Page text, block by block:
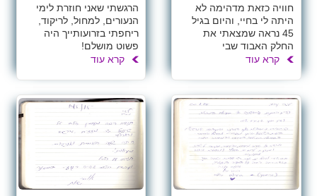
חוויה כזאת מדהימה לא
היתה לי בחיי, והיום בגיל
45 נראה שמצאתי את
החלק האבוד שבי
קרא עוד
הרגשתי שאני חוזרת לימי
הנעורים, למחול, לריקוד,
ריחפתי בזרועותייך היה
פשוט מושלם!
קרא עוד